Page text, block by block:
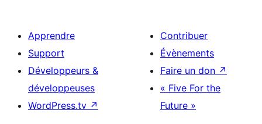
Apprendre
Support
Développeurs &
développeuses
WordPress.tv ↗
Contribuer
Évènements
Faire un don ↗
« Five For the
Future »